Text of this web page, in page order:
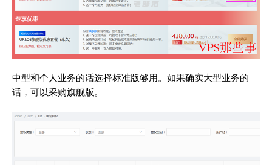
中型和个人业务的话选择标准版够用。如果确实大型业务的
话，可以采购旗舰版。